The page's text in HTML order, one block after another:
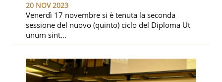
20 NOV 2023
Venerdì 17 novembre si è tenuta la seconda
sessione del nuovo (quinto) ciclo del Diploma Ut
unum sint...